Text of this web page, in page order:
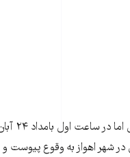
اولین
در شهر اهواز به وقوع پیوست